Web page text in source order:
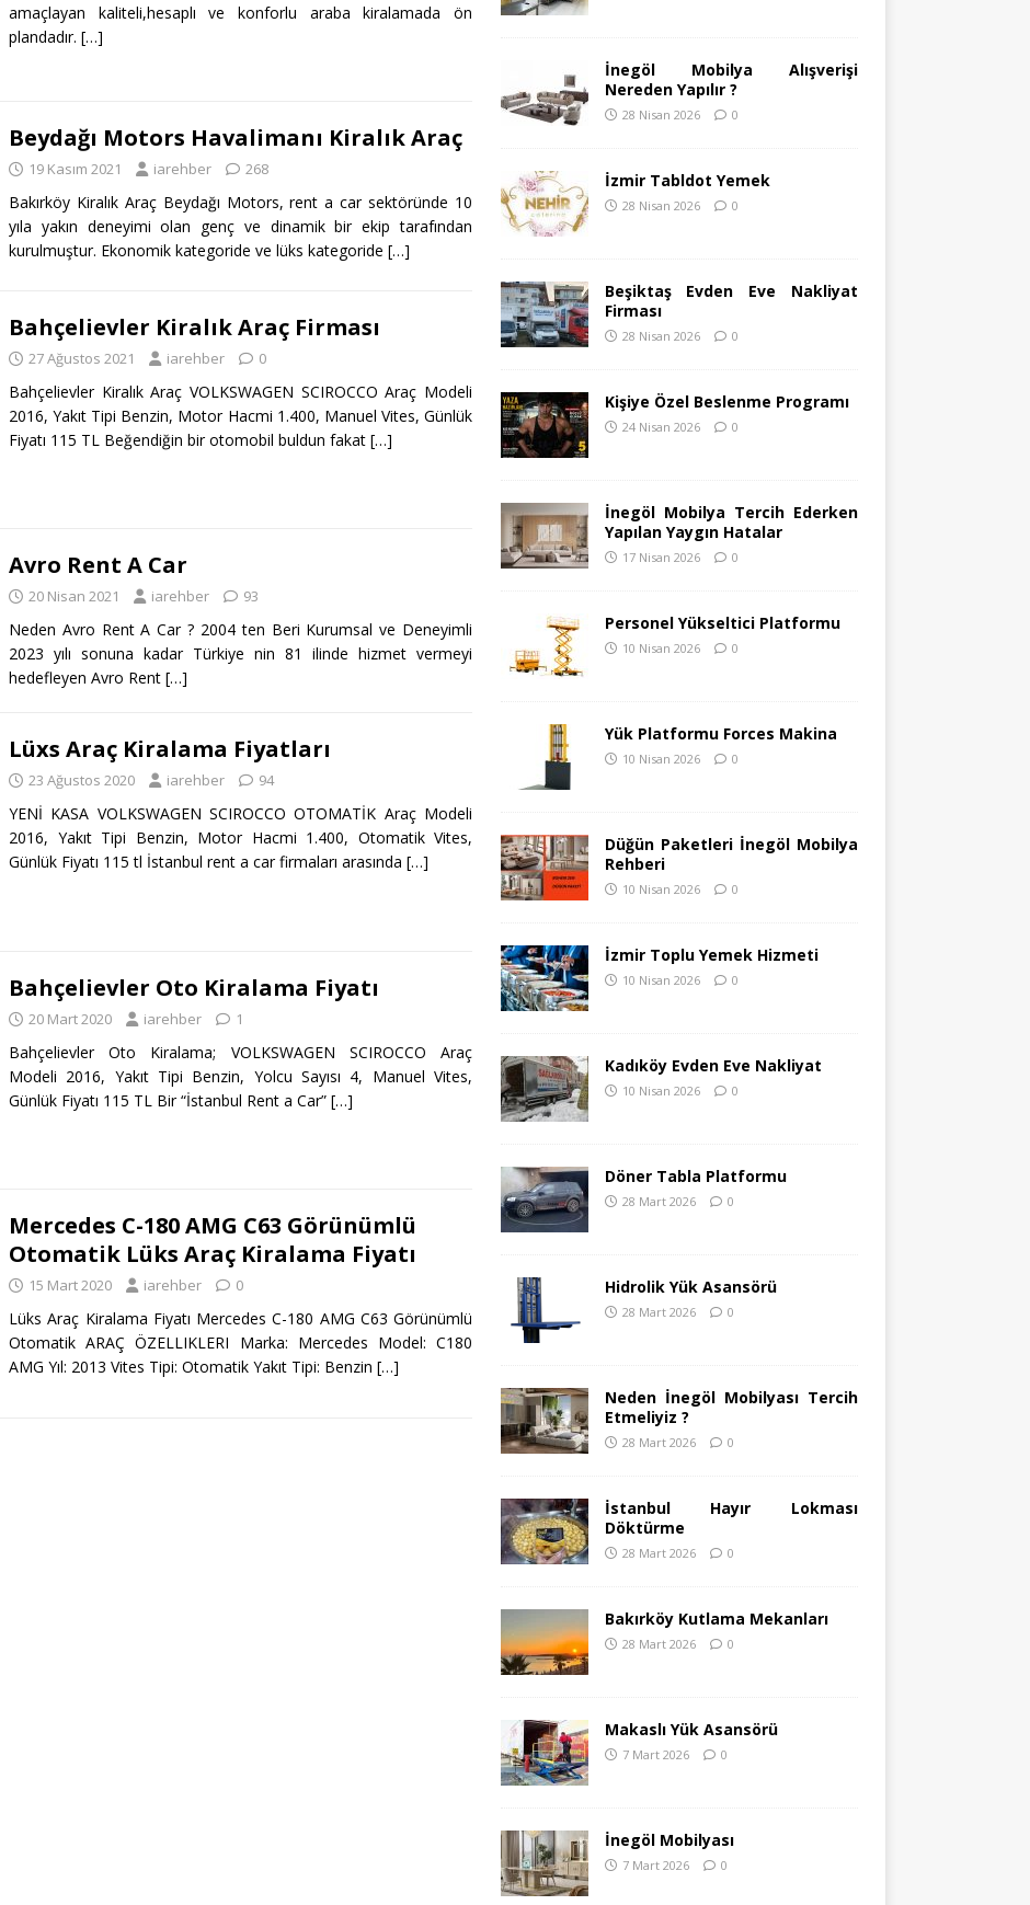
amaçlayan kaliteli,hesaplı ve konforlu araba kiralamada ön
plandadır. […]
Beydağı Motors Havalimanı Kiralık Araç
19 Kasım 2021 iarehber 268
Bakırköy Kiralık Araç Beydağı Motors, rent a car sektöründe 10
yıla yakın deneyimi olan genç ve dinamik bir ekip tarafından
kurulmuştur. Ekonomik kategoride ve lüks kategoride […]
Bahçelievler Kiralık Araç Firması
27 Ağustos 2021 iarehber 0
Bahçelievler Kiralık Araç VOLKSWAGEN SCIROCCO Araç Modeli
2016, Yakıt Tipi Benzin, Motor Hacmi 1.400, Manuel Vites, Günlük
Fiyatı 115 TL Beğendiğin bir otomobil buldun fakat […]
Avro Rent A Car
20 Nisan 2021 iarehber 93
Neden Avro Rent A Car ? 2004 ten Beri Kurumsal ve Deneyimli
2023 yılı sonuna kadar Türkiye nin 81 ilinde hizmet vermeyi
hedefleyen Avro Rent […]
Lüxs Araç Kiralama Fiyatları
23 Ağustos 2020 iarehber 94
YENİ KASA VOLKSWAGEN SCIROCCO OTOMATİK Araç Modeli
2016, Yakıt Tipi Benzin, Motor Hacmi 1.400, Otomatik Vites,
Günlük Fiyatı 115 tl İstanbul rent a car firmaları arasında […]
Bahçelievler Oto Kiralama Fiyatı
20 Mart 2020 iarehber 1
Bahçelievler Oto Kiralama; VOLKSWAGEN SCIROCCO Araç
Modeli 2016, Yakıt Tipi Benzin, Yolcu Sayısı 4, Manuel Vites,
Günlük Fiyatı 115 TL Bir “İstanbul Rent a Car” […]
Mercedes C-180 AMG C63 Görünümlü
Otomatik Lüks Araç Kiralama Fiyatı
15 Mart 2020 iarehber 0
Lüks Araç Kiralama Fiyatı Mercedes C-180 AMG C63 Görünümlü
Otomatik ARAÇ ÖZELLIKLERI Marka: Mercedes Model: C180
AMG Yıl: 2013 Vites Tipi: Otomatik Yakıt Tipi: Benzin […]
İnegöl Mobilya Alışverişi
Nereden Yapılır ?
28 Nisan 2026 0
İzmir Tabldot Yemek
28 Nisan 2026 0
Beşiktaş Evden Eve Nakliyat
Firması
28 Nisan 2026 0
Kişiye Özel Beslenme Programı
24 Nisan 2026 0
İnegöl Mobilya Tercih Ederken
Yapılan Yaygın Hatalar
17 Nisan 2026 0
Personel Yükseltici Platformu
10 Nisan 2026 0
Yük Platformu Forces Makina
10 Nisan 2026 0
Düğün Paketleri İnegöl Mobilya
Rehberi
10 Nisan 2026 0
İzmir Toplu Yemek Hizmeti
10 Nisan 2026 0
Kadıköy Evden Eve Nakliyat
10 Nisan 2026 0
Döner Tabla Platformu
28 Mart 2026 0
Hidrolik Yük Asansörü
28 Mart 2026 0
Neden İnegöl Mobilyası Tercih
Etmeliyiz ?
28 Mart 2026 0
İstanbul Hayır Lokması
Döktürme
28 Mart 2026 0
Bakırköy Kutlama Mekanları
28 Mart 2026 0
Makaslı Yük Asansörü
7 Mart 2026 0
İnegöl Mobilyası
7 Mart 2026 0